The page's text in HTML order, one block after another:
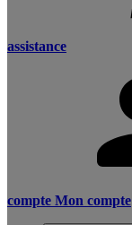
assistance
compte Mon compte